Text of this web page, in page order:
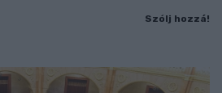
Szólj hozzá!